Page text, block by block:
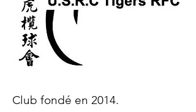
Club fondé en 2014.